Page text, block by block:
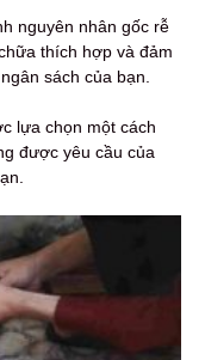
nguyên nhân gốc rễ
thích hợp và đảm
sách của bạn.
lựa chọn một cách
được yêu cầu của